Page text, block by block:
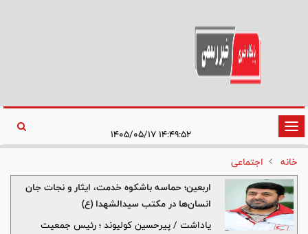
تغییر
وضعیت
ناوبری
خانه
اجتماعی
اربعین؛ حماسه باشکوه خدمت، ایثار و نجات جان
انسان‌ها در مکتب سیدالشهدا (ع)
یاداشت / پیرحسین کولیوند ؛ رئیس جمعیت